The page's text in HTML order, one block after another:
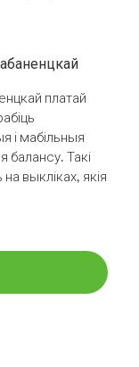
платай
і мабільныя
балансу. Такі
выкліках, якія